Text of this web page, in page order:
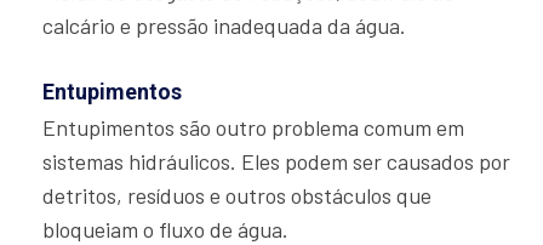
calcário e pressão inadequada da água.
Entupimentos
Entupimentos são outro problema comum em
sistemas hidráulicos. Eles podem ser causados por
detritos, resíduos e outros obstáculos que
bloqueiam o fluxo de água.